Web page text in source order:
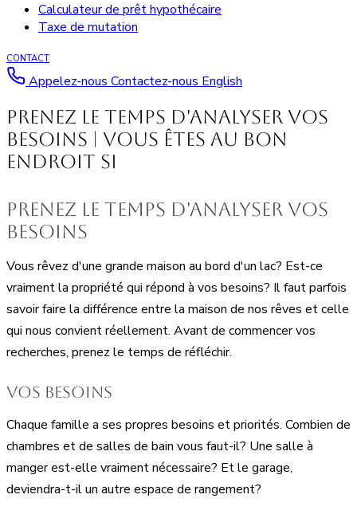
Calculateur de prêt hypothécaire
Taxe de mutation
CONTACT
Appelez-nous Contactez-nous English
Prenez le temps d'analyser vos
besoins | Vous êtes au bon
endroit si
Prenez le temps d'analyser vos
besoins
Vous rêvez d'une grande maison au bord d'un lac? Est-ce
vraiment la propriété qui répond à vos besoins? Il faut parfois
savoir faire la différence entre la maison de nos rêves et celle
qui nous convient réellement. Avant de commencer vos
recherches, prenez le temps de réfléchir.
Vos besoins
Chaque famille a ses propres besoins et priorités. Combien de
chambres et de salles de bain vous faut-il? Une salle à
manger est-elle vraiment nécessaire? Et le garage,
deviendra-t-il un autre espace de rangement?